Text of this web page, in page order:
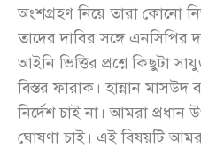
অংশগ্রহণ নিয়ে তারা কোনো
তাদের দাবির সঙ্গে এনসিপির
আইনি ভিত্তির প্রশ্নে কিছুটা
বিস্তর ফারাক। হান্নান
নির্দেশ চাই না। আমরা প্রধান
ঘোষণা চাই। এই বিষয়টি আমরা